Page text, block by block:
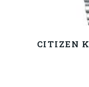
CITIZEN